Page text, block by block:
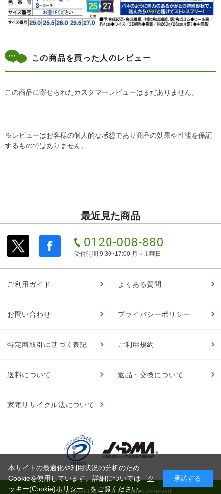
この商品を買った人のレビュー
この商品に寄せられたカスタマーレビューはまだありません。
※レビューはお客様の個人的な感想であり商品の効果や性能を保証
するものではありません。
最近見た商品
受付時間 9:30~17:00 月～土曜日
ご利用ガイド よくある質問
お問い合わせ プライバシーポリシー
特定商取引に基づく表記 ご利用規約
送料について 返品・交換について
家電リサイクル法について
© HappinessClub Co.Ltd. All Rights Reserved.
本サイトの最適化や利用状況の分析のため
Cookieを使用しています。詳細については「ク
ッキー(Cookie)ポリシー」をご覧ください。
承諾する